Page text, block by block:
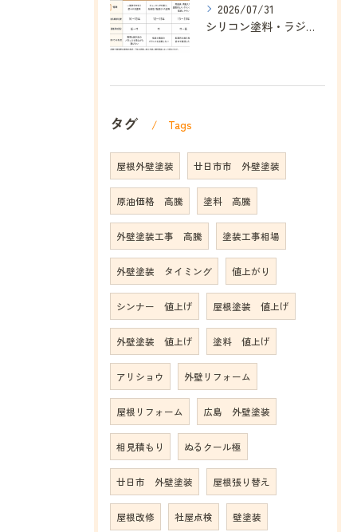
2026/07/31
シリコン塗料・ラジカル塗料・フッ素塗料の違いを分かりやすく解説｜ヌルぞう
タグ Tags
屋根外壁塗装 廿日市市 外壁塗装
原油価格 高騰 塗料 高騰
外壁塗装工事 高騰 塗装工事相場
外壁塗装 タイミング 値上がり
シンナー 値上げ 屋根塗装 値上げ
外壁塗装 値上げ 塗料 値上げ
アリショウ 外壁リフォーム
屋根リフォーム 広島 外壁塗装
相見積もり ぬるクール極
廿日市 外壁塗装 屋根張り替え
屋根改修 社屋点検 壁塗装